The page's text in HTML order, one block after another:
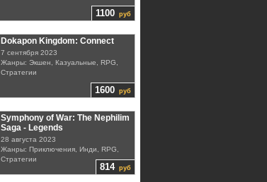
1100 руб
1600 руб
Dokapon Kingdom: Connect
7 сентября 2023
Жанры: Экшен, Казуальные, RPG,
Стратегии
814руб
Symphony of War: The Nephilim
Saga - Legends
28 августа 2023
Жанры: Приключения, Инди, RPG,
Стратегии